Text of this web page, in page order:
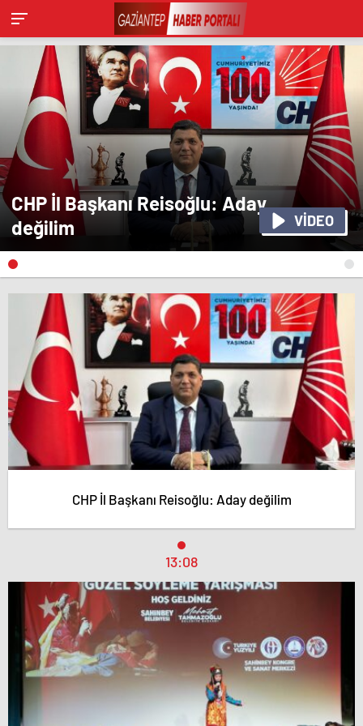
CHP İl Başkanı Reisoğlu: Aday
değilim
VİDEO
CHP İl Başkanı Reisoğlu: Aday değilim
13:08